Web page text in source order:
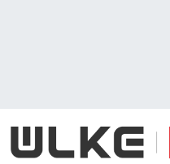
Gündem
Gündem
İstanbul Namaz